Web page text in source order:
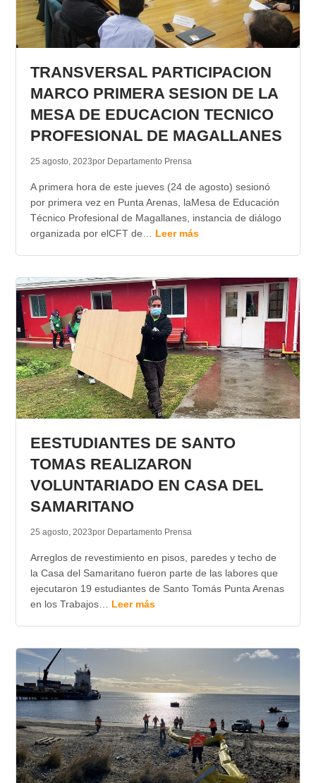
TRANSVERSAL PARTICIPACION
MARCO PRIMERA SESION DE LA
MESA DE EDUCACION TECNICO
PROFESIONAL DE MAGALLANES
25 agosto, 2023por Departamento Prensa
A primera hora de este jueves (24 de agosto) sesionó
por primera vez en Punta Arenas, laMesa de Educación
Técnico Profesional de Magallanes, instancia de diálogo
organizada por elCFT de… Leer más
EESTUDIANTES DE SANTO
TOMAS REALIZARON
VOLUNTARIADO EN CASA DEL
SAMARITANO
25 agosto, 2023por Departamento Prensa
Arreglos de revestimiento en pisos, paredes y techo de
la Casa del Samaritano fueron parte de las labores que
ejecutaron 19 estudiantes de Santo Tomás Punta Arenas
en los Trabajos… Leer más